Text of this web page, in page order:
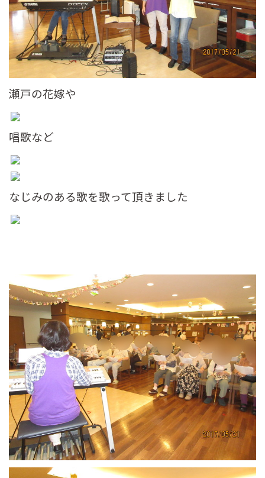
瀬戸の花嫁や
唱歌など
なじみのある歌を歌って頂きました